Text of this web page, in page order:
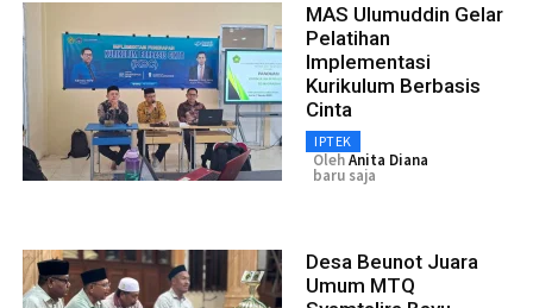
MAS Ulumuddin Gelar
Pelatihan
Implementasi
Kurikulum Berbasis
Cinta
IPTEK
OlehAnita Diana
baru saja
Desa Beunot Juara
Umum MTQ